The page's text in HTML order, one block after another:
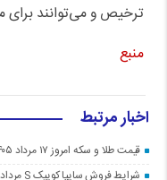
ترخیص و می‌توانند برای
منبع
اخبار مرتبط
قیمت طلا و سکه امروز ۱۷ مرداد ۱۴۰۵
شرایط فروش سایپا کوییک S مرداد ۱۴۰۵ اعلام شد